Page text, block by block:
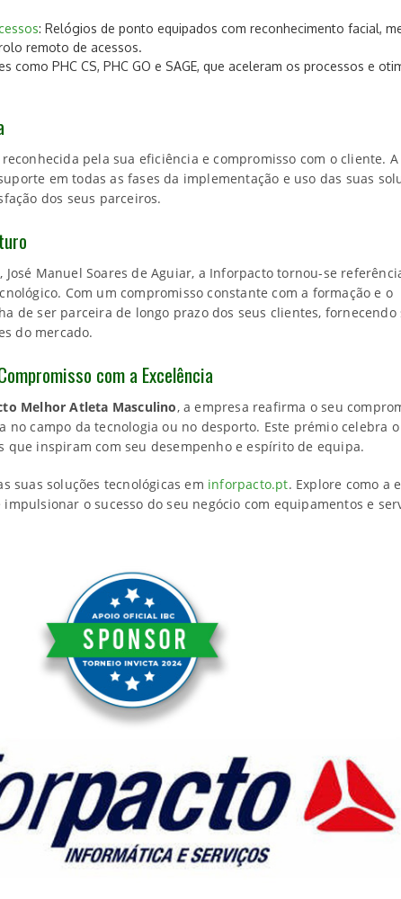
: Relógios de ponto equipados com reconhecimento facial,
remoto de acessos.
como PHC CS, PHC GO e SAGE, que aceleram os processos e
pela sua eficiência e compromisso com o cliente. A
em todas as fases da implementação e uso das suas
dos seus parceiros.
Manuel Soares de Aguiar, a Inforpacto tornou-se
Com um compromisso constante com a formação e o
de ser parceira de longo prazo dos seus clientes, fornecendo
do mercado.
com a Excelência
Melhor Atleta Masculino, a empresa reafirma o seu
no campo da tecnologia ou no desporto. Este prémio celebra
que inspiram com seu desempenho e espírito de equipa.
suas soluções tecnológicas em inforpacto.pt. Explore como a
o sucesso do seu negócio com equipamentos e